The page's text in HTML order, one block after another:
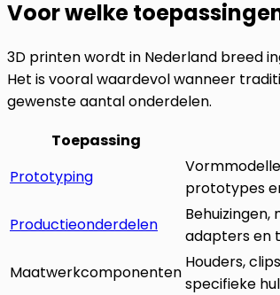
Voor welke
3D printen wordt in Nederland breed
Het is vooral waardevol wanneer
gewenste aantal onderdelen.
Toepassing
Prototyping
prototypes
Productieonderdelen
adapters en
Maatwerkcomponenten
Houders,
specifieke